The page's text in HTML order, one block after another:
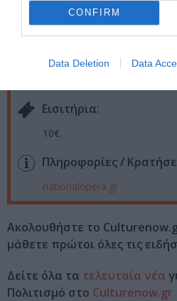
CONFIRM
Data Deletion Data
Τοποθεσία:
Εθνική Λυρική Σκηνή – ΚΠΙΣΝ
Eισιτήρια:
10€
Πληροφορίες /
nationalopera.gr
Ακολουθήστε το
μάθετε πρώτοι όλες τις
Δείτε όλα τα τελευταία νέα
Πολιτισμό στο Culturenow.gr